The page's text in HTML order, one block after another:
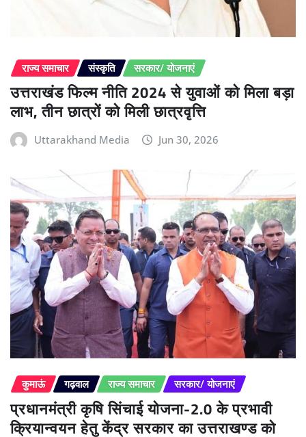
राज्य समाचार संस्कृति सरकार/ योजनाएं
उत्तराखंड फिल्म नीति 2024 से युवाओं को मिला बड़ा
लाभ, तीन छात्रों को मिली छात्रवृत्ति
Uttarakhand Media Jun 30, 2026
कुमाऊं गढ़वाल राज्य समाचार सरकार/ योजनाएं
प्रधानमंत्री कृषि सिंचाई योजना-2.0 के प्रभावी
क्रियान्वयन हेतु केंद्र सरकार का उत्तराखण्ड को